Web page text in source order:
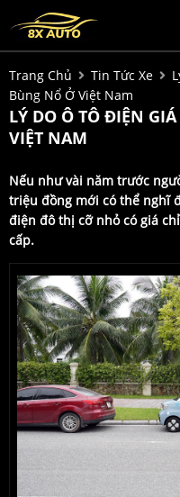
Trang Chủ Tin Tức Xe
Bùng Nổ Ở Việt Nam
LÝ DO Ô TÔ ĐIỆN
VIỆT NAM
Nếu như vài năm trước
triệu đồng mới có thể nghĩ
điện đô thị cỡ nhỏ có giá
cấp.